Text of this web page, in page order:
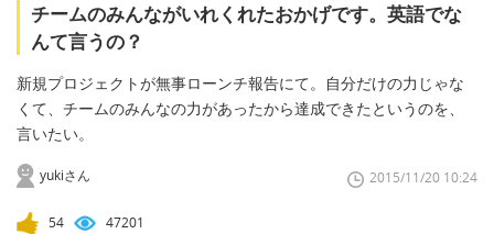
チームのみんながいれくれたおかげです。英語でな
んて言うの？
新規プロジェクトが無事ローンチ報告にて。自分だけの力じゃな
くて、チームのみんなの力があったから達成できたというのを、
言いたい。
yukiさん 2015/11/20 10:24
54 47201